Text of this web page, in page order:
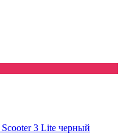
3 Lite черный